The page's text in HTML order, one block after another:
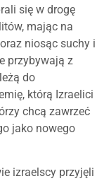
się w drogę
mając na
niosąc suchy i
przybywają z
do
którą Izraelici
chcą zawrzeć
jako nowego
izraelscy przyjęli